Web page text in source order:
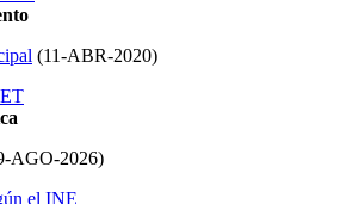
(11-ABR-2020)
AGO-2026)